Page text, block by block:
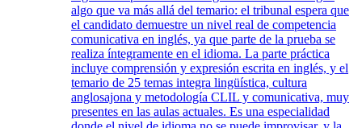
algo que va más allá del temario: el tribunal espera que
el candidato demuestre un nivel real de competencia
comunicativa en inglés, ya que parte de la prueba se
realiza íntegramente en el idioma. La parte práctica
incluye comprensión y expresión escrita en inglés, y el
temario de 25 temas integra lingüística, cultura
anglosajona y metodología CLIL y comunicativa, muy
presentes en las aulas actuales. Es una especialidad